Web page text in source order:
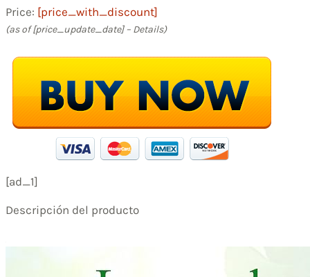
Price: [price_with_discount]
(as of [price_update_date] – Details)
[ad_1]
Descripción del producto